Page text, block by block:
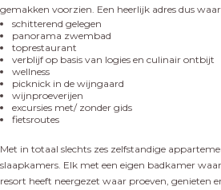
gemakken voorzien. Een heerlijk adres dus
schitterend gelegen
panorama zwembad
toprestaurant
verblijf op basis van logies en culinair ontbijt
wellness
picknick in de wijngaard
wijnproeverijen
excursies met/ zonder gids
fietsroutes
Met in totaal slechts zes zelfstandige
slaapkamers. Elk met een eigen badkamer
resort heeft neergezet waar proeven, genieten